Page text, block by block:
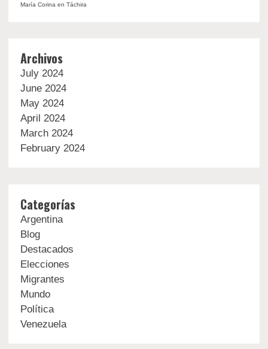
María Corina en Táchira
Archivos
July 2024
June 2024
May 2024
April 2024
March 2024
February 2024
Categorías
Argentina
Blog
Destacados
Elecciones
Migrantes
Mundo
Política
Venezuela